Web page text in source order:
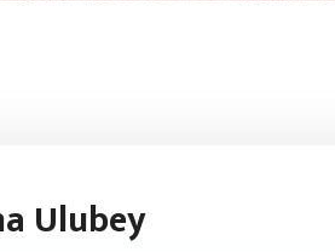
Ulubey